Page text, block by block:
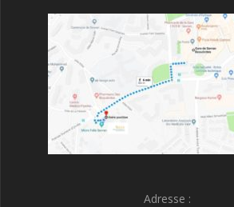
Adresse :